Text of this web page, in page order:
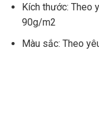
Kích thước: Theo
90g/m2
Màu sắc: Theo